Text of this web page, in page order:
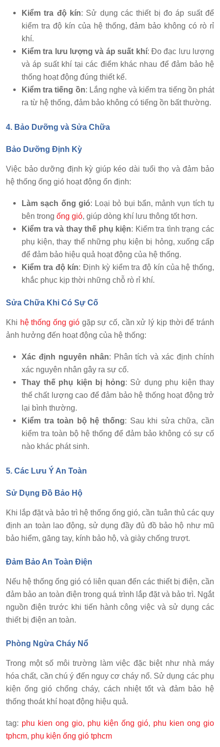
Kiểm tra độ kín: Sử dụng các thiết bị đo áp suất để
kiểm tra độ kín của hệ thống, đảm bảo không có rò rỉ
khí.
Kiểm tra lưu lượng và áp suất khí: Đo đạc lưu lượng
và áp suất khí tại các điểm khác nhau để đảm bảo hệ
thống hoạt động đúng thiết kế.
Kiểm tra tiếng ồn: Lắng nghe và kiểm tra tiếng ồn phát
ra từ hệ thống, đảm bảo không có tiếng ồn bất thường.
4. Bảo Dưỡng và Sửa Chữa
Bảo Dưỡng Định Kỳ
Việc bảo dưỡng định kỳ giúp kéo dài tuổi thọ và đảm bảo
hệ thống ống gió hoạt động ổn định:
Làm sạch ống gió: Loại bỏ bụi bẩn, mảnh vụn tích tụ
bên trong ống gió, giúp dòng khí lưu thông tốt hơn.
Kiểm tra và thay thế phụ kiện: Kiểm tra tình trạng các
phụ kiện, thay thế những phụ kiện bị hỏng, xuống cấp
để đảm bảo hiệu quả hoạt động của hệ thống.
Kiểm tra độ kín: Định kỳ kiểm tra độ kín của hệ thống,
khắc phục kịp thời những chỗ rò rỉ khí.
Sửa Chữa Khi Có Sự Cố
Khi hệ thống ống giógặp sự cố, cần xử lý kịp thời để tránh
ảnh hưởng đến hoạt động của hệ thống:
Xác định nguyên nhân: Phân tích và xác định chính
xác nguyên nhân gây ra sự cố.
Thay thế phụ kiện bị hỏng: Sử dụng phụ kiện thay
thế chất lượng cao để đảm bảo hệ thống hoạt động trở
lại bình thường.
Kiểm tra toàn bộ hệ thống: Sau khi sửa chữa, cần
kiểm tra toàn bộ hệ thống để đảm bảo không có sự cố
nào khác phát sinh.
5. Các Lưu Ý An Toàn
Sử Dụng Đồ Bảo Hộ
Khi lắp đặt và bảo trì hệ thống ống gió, cần tuân thủ các quy
định an toàn lao động, sử dụng đầy đủ đồ bảo hộ như mũ
bảo hiểm, găng tay, kính bảo hộ, và giày chống trượt.
Đảm Bảo An Toàn Điện
Nếu hệ thống ống gió có liên quan đến các thiết bị điện, cần
đảm bảo an toàn điện trong quá trình lắp đặt và bảo trì. Ngắt
nguồn điện trước khi tiến hành công việc và sử dụng các
thiết bị điện an toàn.
Phòng Ngừa Cháy Nổ
Trong một số môi trường làm việc đặc biệt như nhà máy
hóa chất, cần chú ý đến nguy cơ cháy nổ. Sử dụng các phụ
kiện ống gió chống cháy, cách nhiệt tốt và đảm bảo hệ
thống thoát khí hoạt động hiệu quả.
tag: phu kien ong gio, phụ kiện ống gió, phu kien ong gio
tphcm, phụ kiện ống gió tphcm